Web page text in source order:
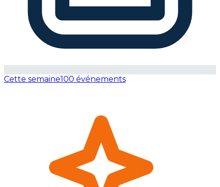
Cette semaine100 événements